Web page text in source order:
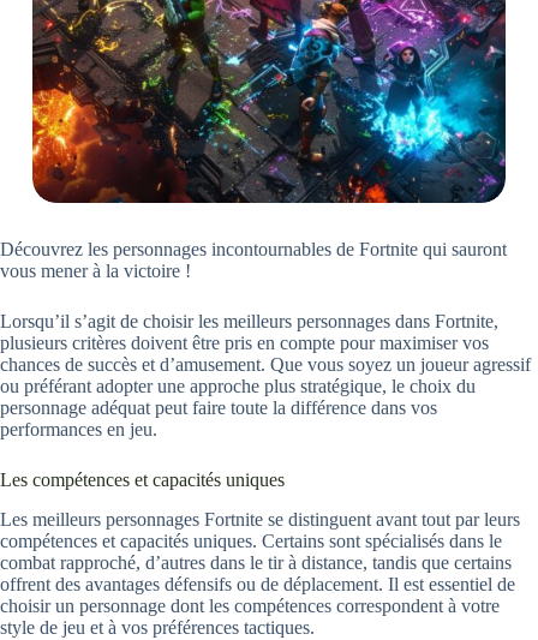
Découvrez les personnages incontournables de Fortnite qui sauront
vous mener à la victoire !
Lorsqu’il s’agit de choisir les meilleurs personnages dans Fortnite,
plusieurs critères doivent être pris en compte pour maximiser vos
chances de succès et d’amusement. Que vous soyez un joueur agressif
ou préférant adopter une approche plus stratégique, le choix du
personnage adéquat peut faire toute la différence dans vos
performances en jeu.
Les compétences et capacités uniques
Les meilleurs personnages Fortnite se distinguent avant tout par leurs
compétences et capacités uniques. Certains sont spécialisés dans le
combat rapproché, d’autres dans le tir à distance, tandis que certains
offrent des avantages défensifs ou de déplacement. Il est essentiel de
choisir un personnage dont les compétences correspondent à votre
style de jeu et à vos préférences tactiques.